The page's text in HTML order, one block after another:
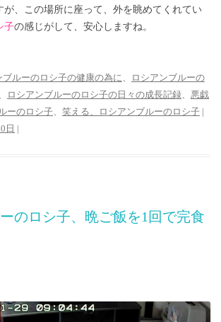
が、この場所に座って、外を眺めてくれてい
子の感じがして、安心しますね。
ブルーのロシ子の健康の為に
ロシアンブルーの
ロシアンブルーのロシ子の日々の成長記録
悪戯
ーのロシ子
笑える、ロシアンブルーのロシ子 |
日 |
のロシ子、晩ご飯を1回で完食